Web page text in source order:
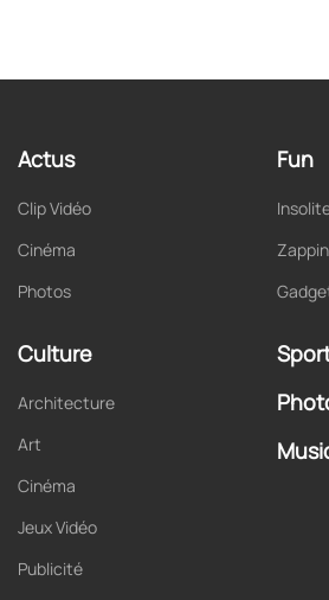
Actus
Clip Vidéo
Cinéma
Photos
Fun
Culture
Architecture
Art
Cinéma
Jeux Vidéo
Publicité